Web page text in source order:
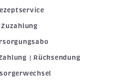
Zuzahlung
| Rücksendung